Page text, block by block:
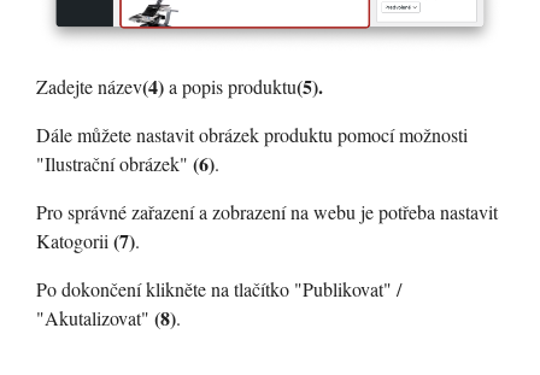
Zadejte název(4)a popis produktu(5).
Dále můžete nastavit obrázek produktu pomocí možnosti
"Ilustrační obrázek" (6).
Pro správné zařazení a zobrazení na webu je potřeba nastavit
Katogorii (7).
Po dokončení klikněte na tlačítko "Publikovat" /
"Akutalizovat" (8).